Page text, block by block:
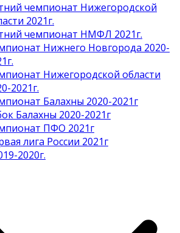
чемпионат Нижегородской
2021г.
чемпионат НМФЛ 2021г.
Нижнего Новгорода 2020-
Нижегородской области
2021г.
Балахны 2020-2021г
Балахны 2020-2021г
ПФО 2021г
лига России 2021г
2020г.